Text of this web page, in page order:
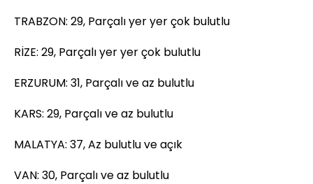
TRABZON: 29, Parçalı yer yer çok bulutlu
RİZE: 29, Parçalı yer yer çok bulutlu
ERZURUM: 31, Parçalı ve az bulutlu
KARS: 29, Parçalı ve az bulutlu
MALATYA: 37, Az bulutlu ve açık
VAN: 30, Parçalı ve az bulutlu